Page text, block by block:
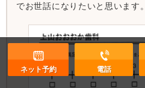
でお世話になりたいと思います。
ネット予約 電話